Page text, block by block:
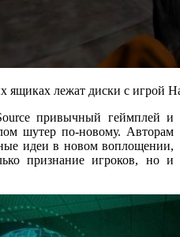
ящиках лежат диски с игрой
привычный геймплей и
шутер по-новому. Авторам
идеи в новом воплощении,
признание игроков, но и